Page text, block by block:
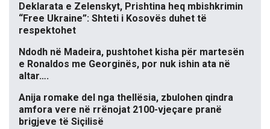
Deklarata e Zelenskyt, Prishtina heq mbishkrimin
“Free Ukraine”: Shteti i Kosovës duhet të
respektohet
Ndodh në Madeira, pushtohet kisha për martesën
e Ronaldos me Georginës, por nuk ishin ata në
altar….
Anija romake del nga thellësia, zbulohen qindra
amfora vere në rrënojat 2100-vjeçare pranë
brigjeve të Siçilisë